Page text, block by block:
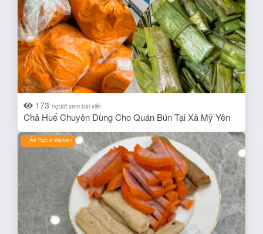
173 người xem bài viết
Chả Huế Chuyên Dùng Cho Quán Bún Tại Xã Mỹ Yên
Ẩm Thực ở Việt Nam